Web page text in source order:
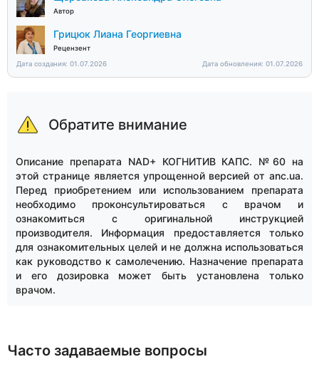
Автор
Грицюк Лиана Георгиевна
Рецензент
Дата создания: 01.07.2026
Дата обновления: 01.07.2026
Обратите внимание
Описание препарата NAD+ КОГНИТИВ КАПС. №60 на
этой странице является упрощенной версией от anc.ua.
Перед приобретением или использованием препарата
необходимо проконсультироваться с врачом и
ознакомиться с оригинальной инструкцией
производителя. Информация предоставляется только
для ознакомительных целей и не должна использоваться
как руководство к самолечению. Назначение препарата
и его дозировка может быть установлена только
врачом.
Часто задаваемые вопросы